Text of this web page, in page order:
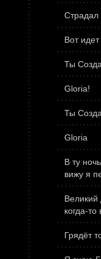
Страдал
Вот
Ты
Gloria!
Ты
Gloria
В ту
вижу я
Великий
когда-
Грядёт